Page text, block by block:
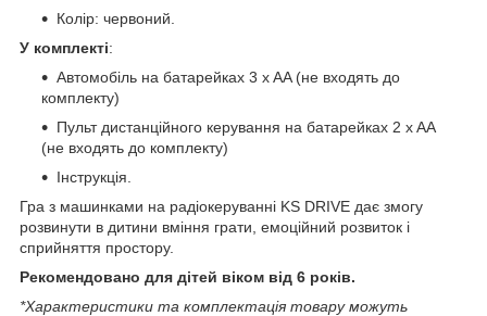
Колір: червоний.
У комплекті:
Автомобіль на батарейках 3 x AA (не входять до
комплекту)
Пульт дистанційного керування на батарейках 2 x AA
(не входять до комплекту)
Інструкція.
Гра з машинками на радіокеруванні KS DRIVE дає змогу
розвинути в дитини вміння грати, емоційний розвиток і
сприйняття простору.
Рекомендовано для дітей віком від 6 років.
*Характеристики та комплектація товару можуть